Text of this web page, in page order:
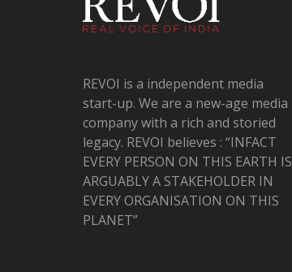
REVOI is a independent media
start-up. We are a new-age media
company with a rich and storied
legacy. REVOI believes : “INFACT
EVERY PERSON ON THIS EARTH IS
ARGUABLY A STAKEHOLDER IN
EVERY ORGANISATION ON THIS
PLANET”